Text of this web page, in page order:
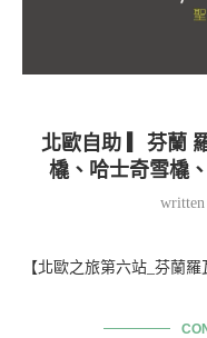
北歐自助 ▎芬蘭
橇、哈士奇雪橇
【北歐之旅第六站_芬蘭